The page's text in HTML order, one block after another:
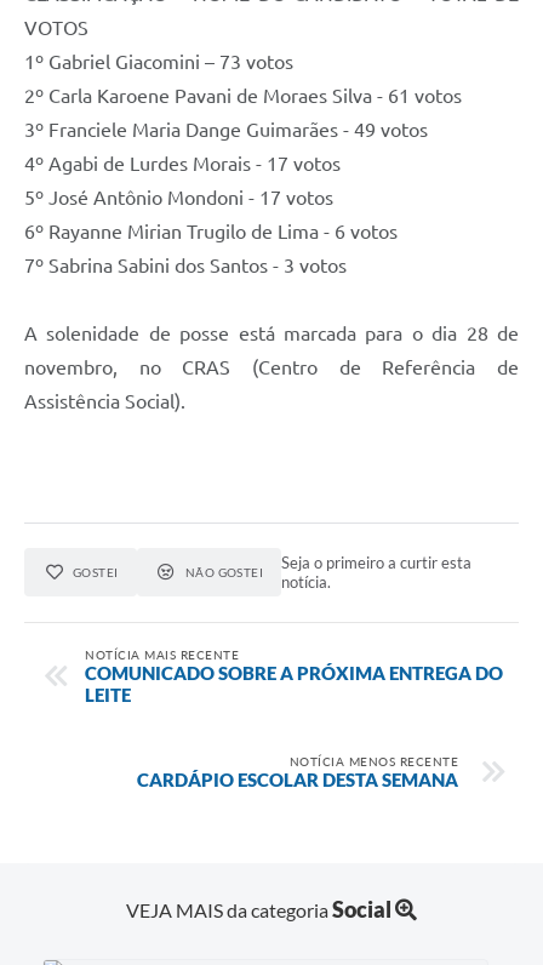
VOTOS
1º Gabriel Giacomini – 73 votos
2º Carla Karoene Pavani de Moraes Silva - 61 votos
3º Franciele Maria Dange Guimarães - 49 votos
4º Agabi de Lurdes Morais - 17 votos
5º José Antônio Mondoni - 17 votos
6º Rayanne Mirian Trugilo de Lima - 6 votos
7º Sabrina Sabini dos Santos - 3 votos
A solenidade de posse está marcada para o dia 28 de
novembro, no CRAS (Centro de Referência de
Assistência Social).
GOSTEI NÃO GOSTEI
Seja o primeiro a curtir esta
notícia.
NOTÍCIA MAIS RECENTE
COMUNICADO SOBRE A PRÓXIMA ENTREGA DO
LEITE
NOTÍCIA MENOS RECENTE
CARDÁPIO ESCOLAR DESTA SEMANA
VEJA MAIS da categoriaSocial